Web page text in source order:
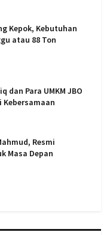
Kepok, Kebutuhan
atau 88 Ton
dan Para UMKM JBO
Kebersamaan
Resmi
Masa Depan